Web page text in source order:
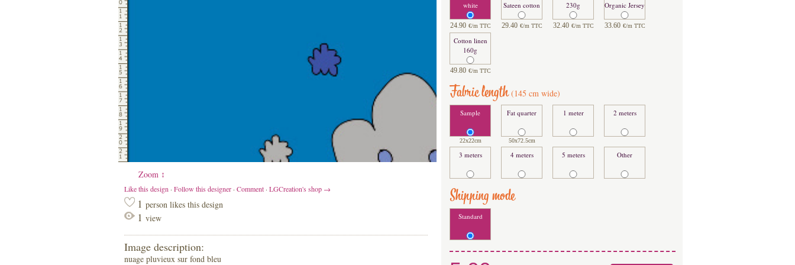
Zoom ↕
Like this design · Follow this designer · Comment · LGCreation's shop →
1 person likes this design
1 view
Image description:
nuage pluvieux sur fond bleu
white
24.90 €/m TTC
Sateen cotton
29.40 €/m TTC
230g
32.40 €/m TTC
Organic Jersey
33.60 €/m TTC
Cotton linen
160g
49.80 €/m TTC
Fabric length(145 cm wide)
Sample
22x22cm
Fat quarter
50x72.5cm
1 meter 2 meters
3 meters 4 meters 5 meters Other
Shipping mode
Standard